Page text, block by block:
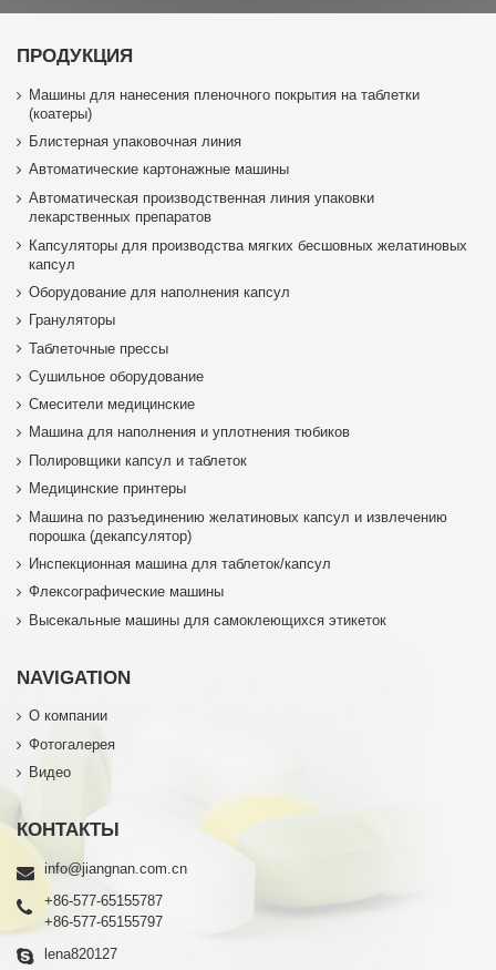
ПРОДУКЦИЯ
Машины для нанесения пленочного покрытия на таблетки
(коатеры)
Блистерная упаковочная линия
Автоматические картонажные машины
Автоматическая производственная линия упаковки
лекарственных препаратов
Капсуляторы для производства мягких бесшовных желатиновых
капсул
Оборудование для наполнения капсул
Грануляторы
Таблеточные прессы
Сушильное оборудование
Смесители медицинские
Машина для наполнения и уплотнения тюбиков
Полировщики капсул и таблеток
Медицинские принтеры
Машина по разъединению желатиновых капсул и извлечению
порошка (декапсулятор)
Инспекционная машина для таблеток/капсул
Флексографические машины
Высекальные машины для самоклеющихся этикеток
NAVIGATION
О компании
Фотогалерея
Видео
КОНТАКТЫ
info@jiangnan.com.cn
+86-577-65155787
+86-577-65155797
lena820127